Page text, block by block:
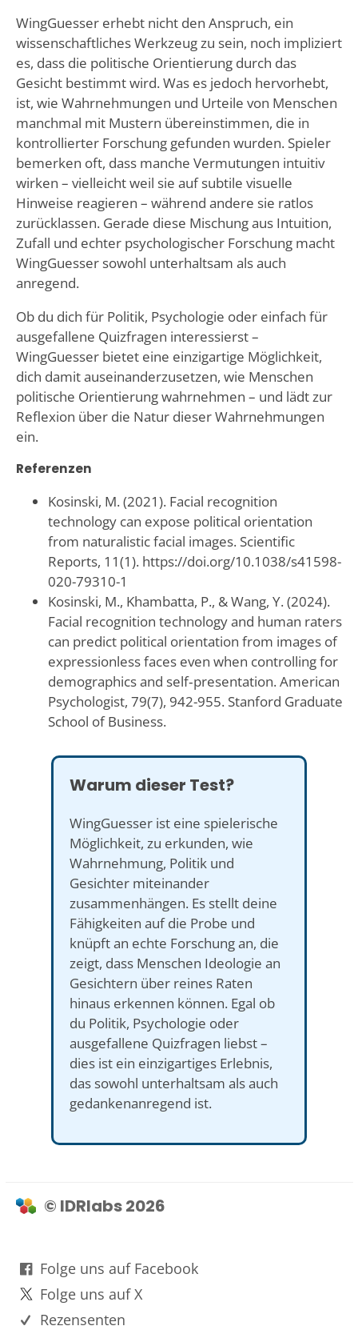
WingGuesser erhebt nicht den Anspruch, ein
wissenschaftliches Werkzeug zu sein, noch impliziert
es, dass die politische Orientierung durch das
Gesicht bestimmt wird. Was es jedoch hervorhebt,
ist, wie Wahrnehmungen und Urteile von Menschen
manchmal mit Mustern übereinstimmen, die in
kontrollierter Forschung gefunden wurden. Spieler
bemerken oft, dass manche Vermutungen intuitiv
wirken – vielleicht weil sie auf subtile visuelle
Hinweise reagieren – während andere sie ratlos
zurücklassen. Gerade diese Mischung aus Intuition,
Zufall und echter psychologischer Forschung macht
WingGuesser sowohl unterhaltsam als auch
anregend.
Ob du dich für Politik, Psychologie oder einfach für
ausgefallene Quizfragen interessierst –
WingGuesser bietet eine einzigartige Möglichkeit,
dich damit auseinanderzusetzen, wie Menschen
politische Orientierung wahrnehmen – und lädt zur
Reflexion über die Natur dieser Wahrnehmungen
ein.
Referenzen
Kosinski, M. (2021). Facial recognition
technology can expose political orientation
from naturalistic facial images. Scientific
Reports, 11(1). https://doi.org/10.1038/s41598-
020-79310-1
Kosinski, M., Khambatta, P., & Wang, Y. (2024).
Facial recognition technology and human raters
can predict political orientation from images of
expressionless faces even when controlling for
demographics and self‑presentation. American
Psychologist, 79(7), 942-955. Stanford Graduate
School of Business.
Warum dieser Test?
WingGuesser ist eine spielerische
Möglichkeit, zu erkunden, wie
Wahrnehmung, Politik und
Gesichter miteinander
zusammenhängen. Es stellt deine
Fähigkeiten auf die Probe und
knüpft an echte Forschung an, die
zeigt, dass Menschen Ideologie an
Gesichtern über reines Raten
hinaus erkennen können. Egal ob
du Politik, Psychologie oder
ausgefallene Quizfragen liebst –
dies ist ein einzigartiges Erlebnis,
das sowohl unterhaltsam als auch
gedankenanregend ist.
© IDRlabs 2026
Folge uns auf Facebook
Folge uns auf X
Rezensenten